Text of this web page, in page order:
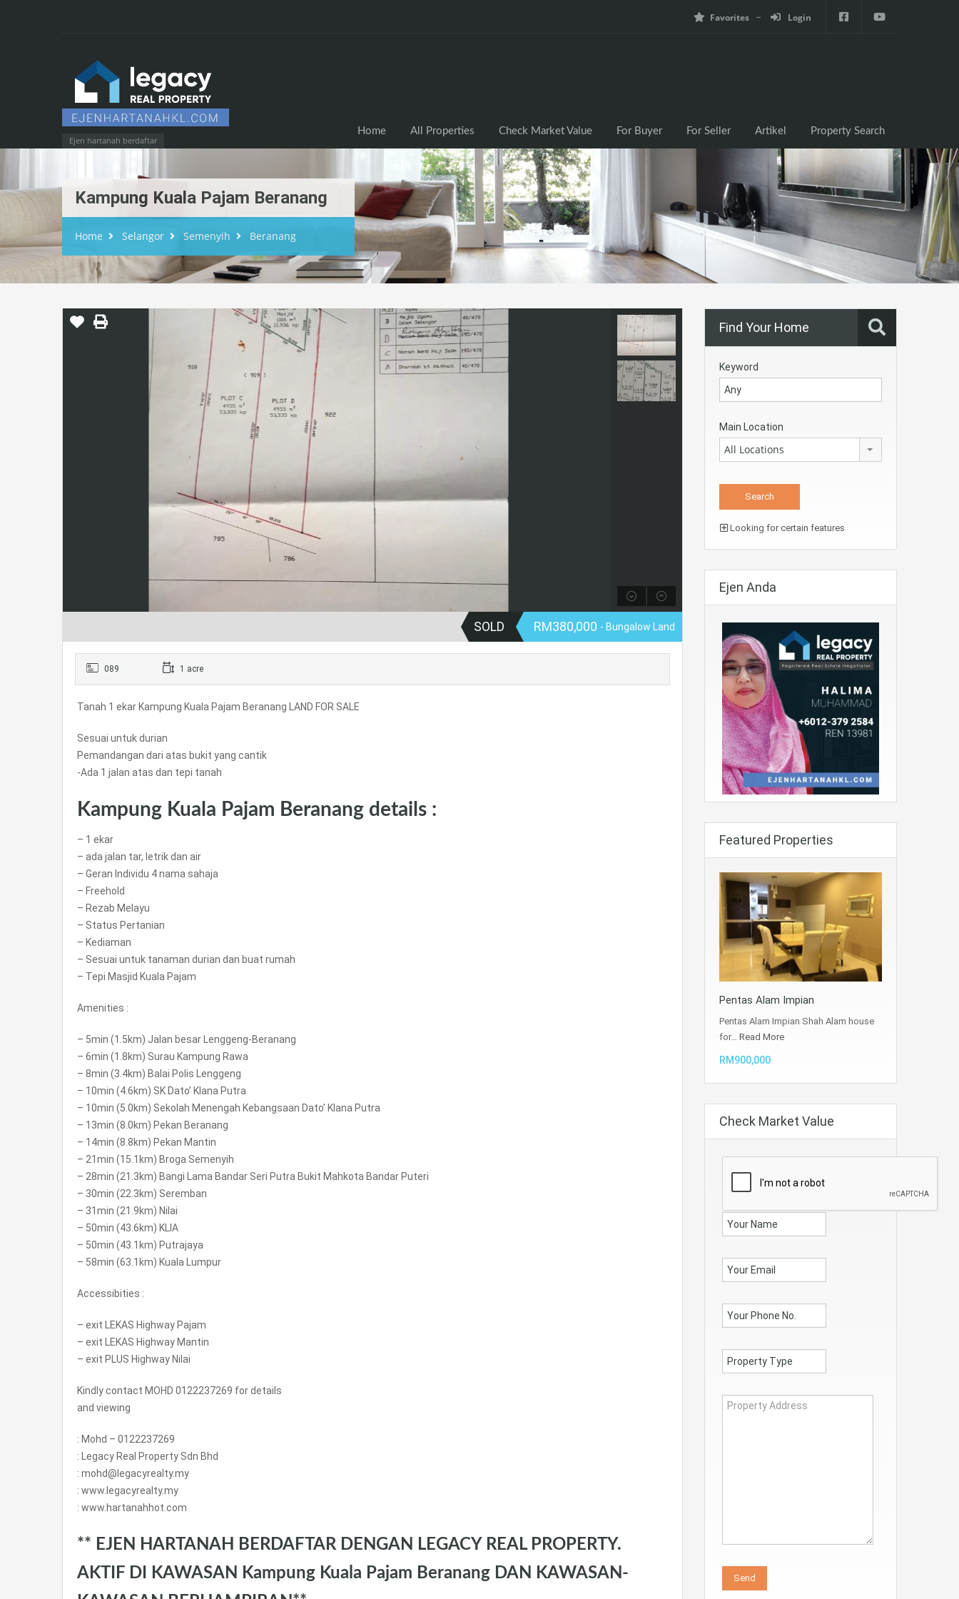
Favorites Login
Ejen hartanah berdaftar
Home All Properties Check Market Value For Buyer For Seller Artikel Property Search
Kampung Kuala Pajam Beranang
Home Selangor Semenyih Beranang
SOLD RM380,000 - Bungalow Land
089 1 acre
Tanah 1 ekar Kampung Kuala Pajam Beranang LAND FOR SALE
Sesuai untuk durian
Pemandangan dari atas bukit yang cantik
-Ada 1 jalan atas dan tepi tanah
Kampung Kuala Pajam Beranang details :
– 1 ekar
– ada jalan tar, letrik dan air
– Geran Individu 4 nama sahaja
– Freehold
– Rezab Melayu
– Status Pertanian
– Kediaman
– Sesuai untuk tanaman durian dan buat rumah
– Tepi Masjid Kuala Pajam
Amenities :
– 5min (1.5km) Jalan besar Lenggeng-Beranang
– 6min (1.8km) Surau Kampung Rawa
– 8min (3.4km) Balai Polis Lenggeng
– 10min (4.6km) SK Dato’ Klana Putra
– 10min (5.0km) Sekolah Menengah Kebangsaan Dato’ Klana Putra
– 13min (8.0km) Pekan Beranang
– 14min (8.8km) Pekan Mantin
– 21min (15.1km) Broga Semenyih
– 28min (21.3km) Bangi Lama Bandar Seri Putra Bukit Mahkota Bandar Puteri
– 30min (22.3km) Seremban
– 31min (21.9km) Nilai
– 50min (43.6km) KLIA
– 50min (43.1km) Putrajaya
– 58min (63.1km) Kuala Lumpur
Accessibities :
– exit LEKAS Highway Pajam
– exit LEKAS Highway Mantin
– exit PLUS Highway Nilai
Kindly contact MOHD 0122237269 for details
and viewing
: Mohd – 0122237269
: Legacy Real Property Sdn Bhd
: mohd@legacyrealty.my
: www.legacyrealty.my
: www.hartanahhot.com
** EJEN HARTANAH BERDAFTAR DENGAN LEGACY REAL PROPERTY.
AKTIF DI KAWASAN Kampung Kuala Pajam Beranang DAN KAWASAN-
Find Your Home
Keyword
Main Location
All Locations
Looking for certain features
Ejen Anda
Featured Properties
Pentas Alam Impian
Pentas Alam Impian Shah Alam house
for… Read More
RM900,000
Check Market Value